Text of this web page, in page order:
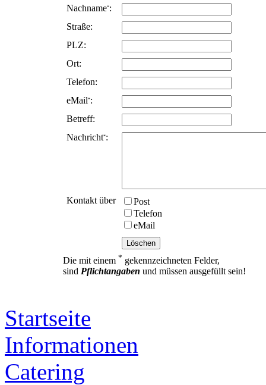
Nachname*:
Straße:
PLZ:
Ort:
Telefon:
eMail*:
Betreff:
Nachricht*:
Kontakt über
Post
Telefon
eMail
Die mit einem * gekennzeichneten Felder,
sind Pflichtangaben und müssen ausgefüllt sein!
Startseite
Informationen
Catering